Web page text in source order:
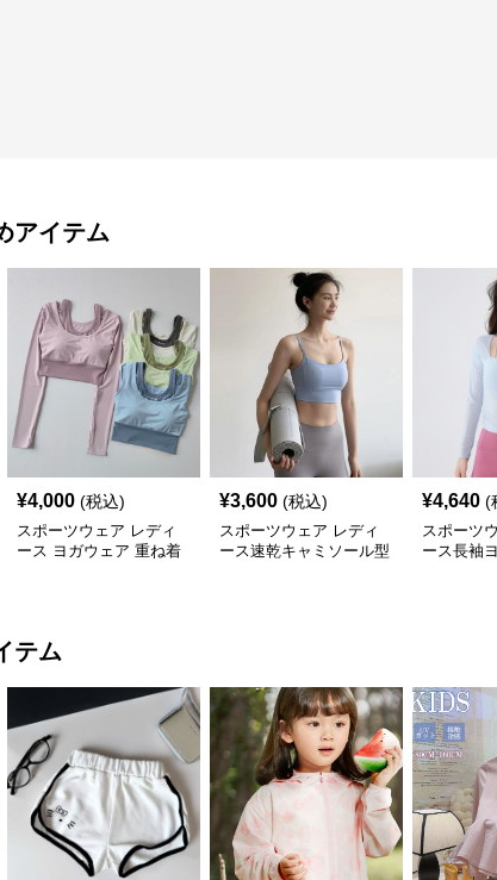
アイテム
¥4,000 (税込)
スポーツウェア レディ
ース ヨガウェア 重ね着
¥3,600 (税込)
スポーツウェア レディ
ース速乾キャミソール型
¥4,640 (
スポーツ
ース長袖
テム